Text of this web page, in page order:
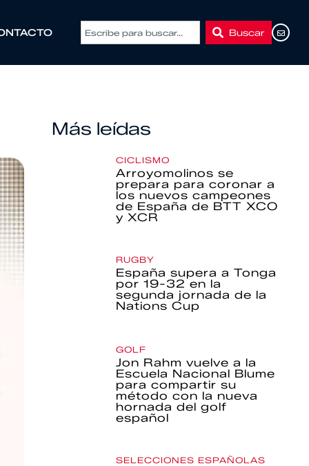
Buscar
Más leídas
CICLISMO
Arroyomolinos se
prepara para coronar a
los nuevos campeones
de España de BTT XCO
y XCR
RUGBY
España supera a Tonga
por 19-32 en la
segunda jornada de la
Nations Cup
GOLF
Jon Rahm vuelve a la
Escuela Nacional Blume
para compartir su
método con la nueva
hornada del golf
español
SELECCIONES ESPAÑOLAS